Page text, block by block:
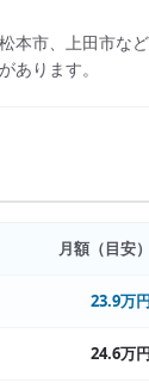
本市、上田市な
あります。
月額（目安）
23.9万円
24.6万円